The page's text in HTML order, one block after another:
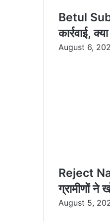
Betul
कार्रवाई,
August 6,
Reject
ग्रामीणों ने
August 5,